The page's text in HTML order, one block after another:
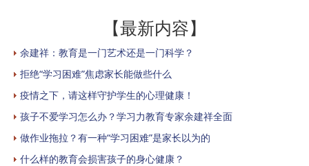
【最新内容】
余建祥：教育是一门艺术还是一门科学？
拒绝“学习困难”焦虑家长能做些什么
疫情之下，请这样守护学生的心理健康！
孩子不爱学习怎么办？学习力教育专家余建祥全面
做作业拖拉？有一种“学习困难”是家长以为的
什么样的教育会损害孩子的身心健康？